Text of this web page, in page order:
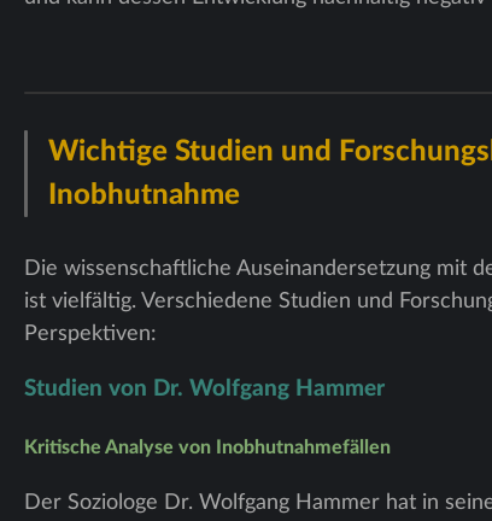
Wichtige Studien und
Inobhutnahme
Die wissenschaftliche Auseinandersetzung mit
ist vielfältig. Verschiedene Studien und
Perspektiven:
Studien von Dr. Wolfgang Hammer
Kritische Analyse von Inobhutnahmefällen
Der Soziologe Dr. Wolfgang Hammer hat in